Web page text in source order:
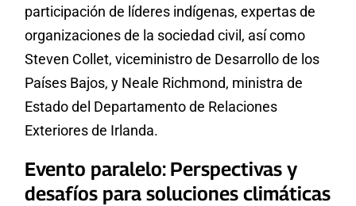
participación de líderes indígenas, expertas de
organizaciones de la sociedad civil, así como
Steven Collet, viceministro de Desarrollo de los
Países Bajos, y Neale Richmond, ministra de
Estado del Departamento de Relaciones
Exteriores de Irlanda.
Evento paralelo: Perspectivas y
desafíos para soluciones climáticas